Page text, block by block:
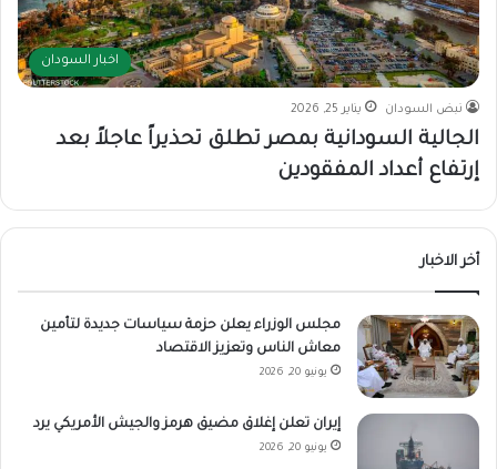
اخبار السودان
نبض السودان يناير 25, 2026
الجالية السودانية بمصر تطلق تحذيراً عاجلاً بعد
إرتفاع أعداد المفقودين
أخر الاخبار
مجلس الوزراء يعلن حزمة سياسات جديدة لتأمين
معاش الناس وتعزيز الاقتصاد
يونيو 20, 2026
إيران تعلن إغلاق مضيق هرمز والجيش الأمريكي يرد
يونيو 20, 2026